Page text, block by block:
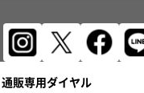
通販専用ダイヤル